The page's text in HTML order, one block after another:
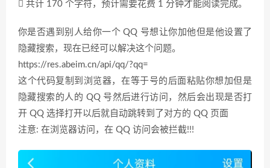
共计 170 个字符，预计需要花费 1 分钟才能阅读完成。
你是否遇到别人给你一个 QQ 号想让你加他但是他设置了
隐藏搜索，现在已经可以解决这个问题。
https://res.abeim.cn/api/qq/?qq=
这个代码复制到浏览器，在等于号的后面粘贴你想加但是
隐藏搜索的人的 QQ 号然后进行访问，然后会出现是否打
开 QQ 选择打开以后就自动跳转到了对方的 QQ 页面
注意: 在浏览器访问，在 QQ 访问会被拦截!!!